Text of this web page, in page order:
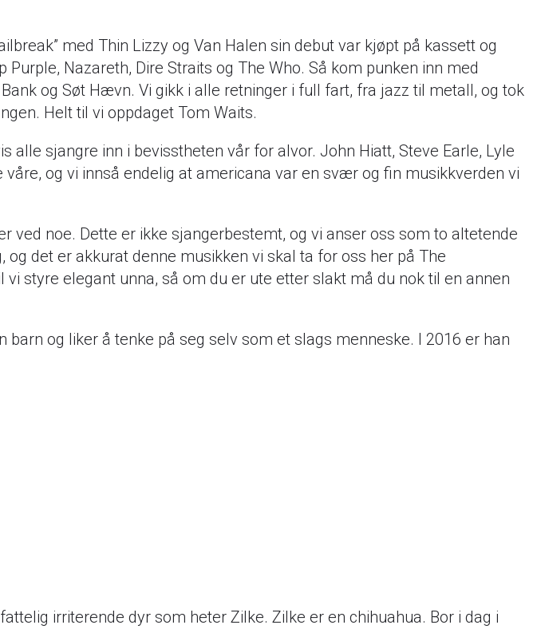
med Thin Lizzy og Van Halen sin debut var kjøpt på kassett og
Nazareth, Dire Straits og The Who. Så kom punken inn med
og Søt Hævn. Vi gikk i alle retninger i full fart, fra jazz til metall, og tok
Helt til vi oppdaget Tom Waits.
sjangre inn i bevisstheten vår for alvor. John Hiatt, Steve Earle, Lyle
og vi innså endelig at americana var en svær og fin musikkverden vi
noe. Dette er ikke sjangerbestemt, og vi anser oss som to altetende
det er akkurat denne musikken vi skal ta for oss her på The
styre elegant unna, så om du er ute etter slakt må du nok til en annen
og liker å tenke på seg selv som et slags menneske. I 2016 er han
irriterende dyr som heter Zilke. Zilke er en chihuahua. Bor i dag i